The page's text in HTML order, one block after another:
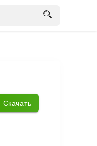
Скачать